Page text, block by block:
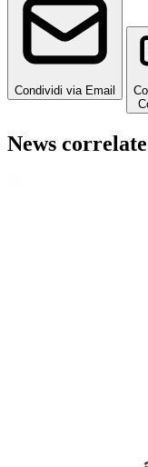
Condividi via Email
News correlate